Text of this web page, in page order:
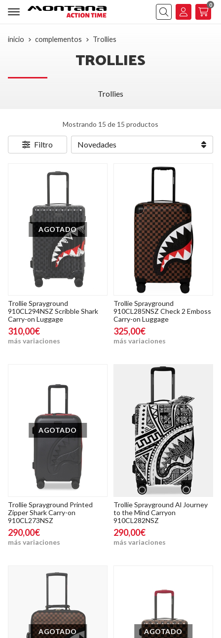
Buscar
0
inicio complementos Trollies
TROLLIES
Trollies
Mostrando 15 de 15 productos
Filtro
AGOTADO
Trollie Sprayground
910CL294NSZ Scribble Shark
Carry-on Luggage
310,00€
más variaciones
Trollie Sprayground
910CL285NSZ Check 2 Emboss
Carry-on Luggage
325,00€
más variaciones
AGOTADO
Trollie Sprayground Printed
Zipper Shark Carry-on
910CL273NSZ
290,00€
más variaciones
Trollie Sprayground Al Journey
to the Mind Carryon
910CL282NSZ
290,00€
más variaciones
AGOTADO AGOTADO